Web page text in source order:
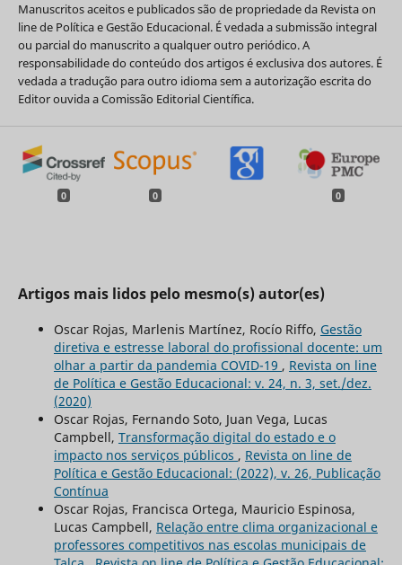
Manuscritos aceitos e publicados são de propriedade da Revista on
line de Política e Gestão Educacional. É vedada a submissão integral
ou parcial do manuscrito a qualquer outro periódico. A
responsabilidade do conteúdo dos artigos é exclusiva dos autores. É
vedada a tradução para outro idioma sem a autorização escrita do
Editor ouvida a Comissão Editorial Científica.
0 0 0
Artigos mais lidos pelo mesmo(s) autor(es)
Oscar Rojas, Marlenis Martínez, Rocío Riffo, Gestão
diretiva e estresse laboral do profissional docente: um
olhar a partir da pandemia COVID-19 , Revista on line
de Política e Gestão Educacional: v. 24, n. 3, set./dez.
(2020)
Oscar Rojas, Fernando Soto, Juan Vega, Lucas
Campbell, Transformação digital do estado e o
impacto nos serviços públicos , Revista on line de
Política e Gestão Educacional: (2022), v. 26, Publicação
Contínua
Oscar Rojas, Francisca Ortega, Mauricio Espinosa,
Lucas Campbell, Relação entre clima organizacional e
professores competitivos nas escolas municipais de